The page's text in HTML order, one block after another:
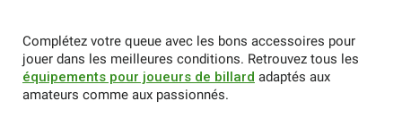
Complétez votre queue avec les bons accessoires pour
jouer dans les meilleures conditions. Retrouvez tous les
équipements pour joueurs de billard adaptés aux
amateurs comme aux passionnés.